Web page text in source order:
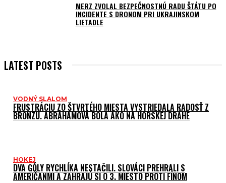
MERZ ZVOLAL BEZPEČNOSTNÚ RADU ŠTÁTU PO
INCIDENTE S DRONOM PRI UKRAJINSKOM
LIETADLE
LATEST POSTS
VODNÝ SLALOM
FRUSTRÁCIU ZO ŠTVRTÉHO MIESTA VYSTRIEDALA RADOSŤ Z
BRONZU. ABRAHÁMOVÁ BOLA AKO NA HORSKEJ DRÁHE
HOKEJ
DVA GÓLY RYCHLÍKA NESTAČILI. SLOVÁCI PREHRALI S
AMERIČANMI A ZAHRAJÚ SI O 3. MIESTO PROTI FÍNOM